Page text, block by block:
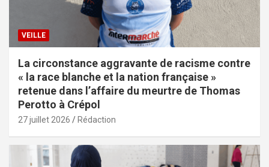
VEILLE
La circonstance aggravante de racisme contre
« la race blanche et la nation française »
retenue dans l’affaire du meurtre de Thomas
Perotto à Crépol
27 juillet 2026 Rédaction